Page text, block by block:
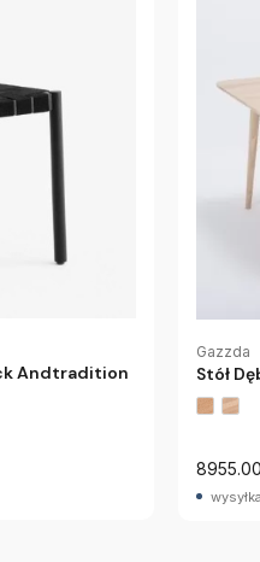
Andtradition
Gazzda
Stół